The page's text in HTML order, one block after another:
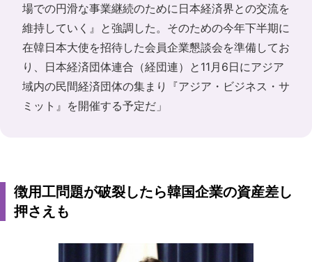
場での円滑な事業継続のために日本経済界との交流を
維持していく』と強調した。そのための今年下半期に
在韓日本大使を招待した会員企業懇談会を準備してお
り、日本経済団体連合（経団連）と11月6日にアジア
域内の民間経済団体の集まり『アジア・ビジネス・サ
ミット』を開催する予定だ」
徴用工問題が破裂したら韓国企業の資産差し
押さえも